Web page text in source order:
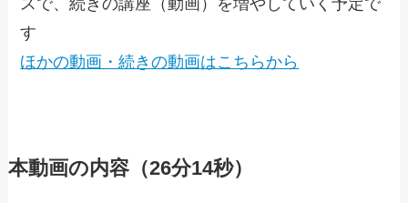
す
ほかの動画・続きの動画はこちらから
本動画の内容（26分14秒）